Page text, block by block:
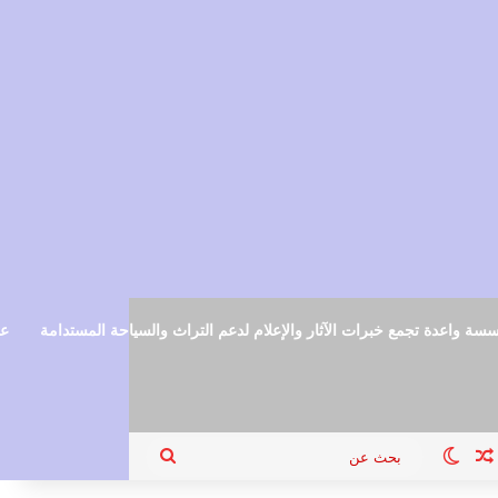
واعدة تجمع خبرات الآثار والإعلام لدعم التراث والسياحة المستدامة
الدخول
مقال عشوائي
الوضع المظلم
بحث